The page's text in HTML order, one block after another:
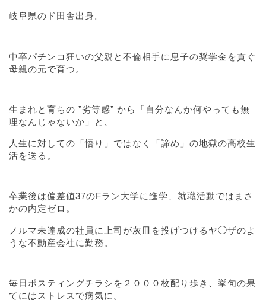
岐阜県のド田舎出身。
中卒パチンコ狂いの父親と不倫相手に息子の奨学金を貢ぐ
母親の元で育つ。
生まれと育ちの ”劣等感” から「自分なんか何やっても無
理なんじゃないか」と、
人生に対しての「悟り」ではなく「諦め」の地獄の高校生
活を送る。
卒業後は偏差値37のFラン大学に進学、就職活動ではまさ
かの内定ゼロ。
ノルマ未達成の社員に上司が灰皿を投げつけるヤ◯ザのよ
うな不動産会社に勤務。
毎日ポスティングチラシを２０００枚配り歩き、挙句の果
てにはストレスで病気に。